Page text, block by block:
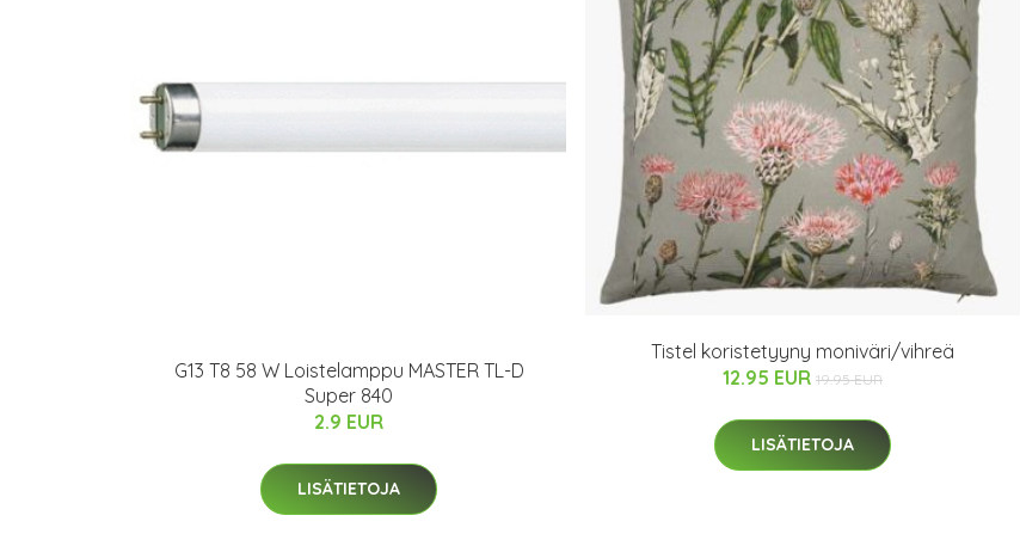
G13 T8 58 W Loistelamppu MASTER TL-D
Super 840
2.9 EUR
LISÄTIETOJA
Tistel koristetyyny moniväri/vihreä
12.95 EUR 19.95 EUR
LISÄTIETOJA